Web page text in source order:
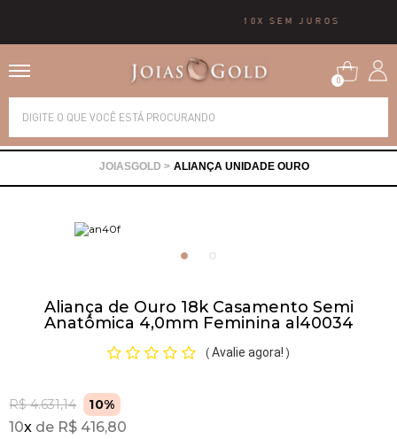
10X SEM JUROS
0
ALIANÇA UNIDADE OURO
Aliança de Ouro 18k Casamento Semi
Anatômica 4,0mm Feminina al40034
( Avalie agora! )
R$ 4.631,14 10%
10x R$ 416,80
Alianças
Brincos
Pingentes